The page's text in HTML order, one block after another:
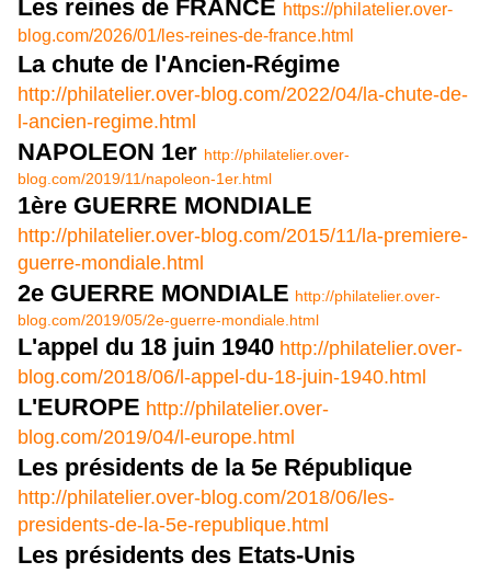
Les reines de FRANCE https://philatelier.over-
blog.com/2026/01/les-reines-de-france.html
La chute de l'Ancien-Régime
http://philatelier.over-blog.com/2022/04/la-chute-de-
l-ancien-regime.html
NAPOLEON 1er http://philatelier.over-
blog.com/2019/11/napoleon-1er.html
1ère GUERRE MONDIALE
http://philatelier.over-blog.com/2015/11/la-premiere-
guerre-mondiale.html
2e GUERRE MONDIALE http://philatelier.over-
blog.com/2019/05/2e-guerre-mondiale.html
L'appel du 18 juin 1940 http://philatelier.over-
blog.com/2018/06/l-appel-du-18-juin-1940.html
L'EUROPE http://philatelier.over-
blog.com/2019/04/l-europe.html
Les présidents de la 5e République
http://philatelier.over-blog.com/2018/06/les-
presidents-de-la-5e-republique.html
Les présidents des Etats-Unis